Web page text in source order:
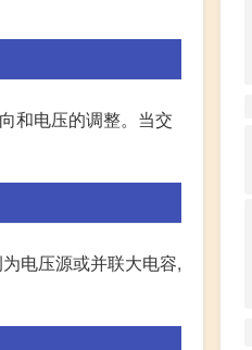
和电压的调整。当交
电压源或并联大电容,